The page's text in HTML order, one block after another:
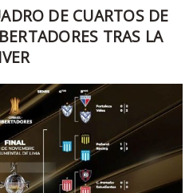
DE CUARTOS DE
TRAS LA